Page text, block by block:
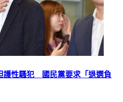
護性騷犯 國民黨要求「退選負